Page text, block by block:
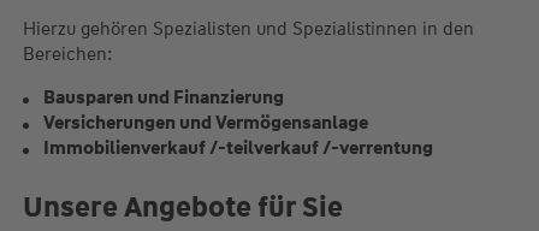
Hierzu gehören Spezialisten und Spezialistinnen in den
Bereichen:
Bausparen und Finanzierung
Versicherungen und Vermögensanlage
Immobilienverkauf /-teilverkauf /-verrentung
Unsere Angebote für Sie